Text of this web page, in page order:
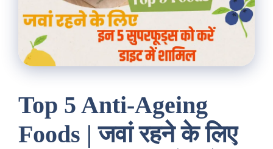
Top 5 Anti-Ageing
Foods | जवां रहने के लिए